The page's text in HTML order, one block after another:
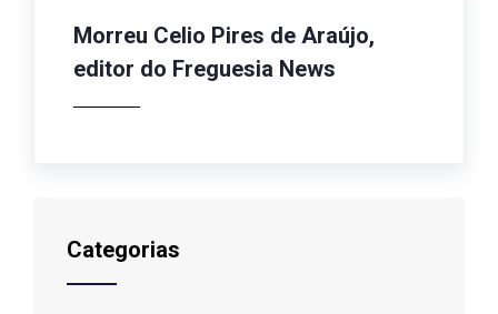
Morreu Celio Pires de Araújo,
editor do Freguesia News
Categorias